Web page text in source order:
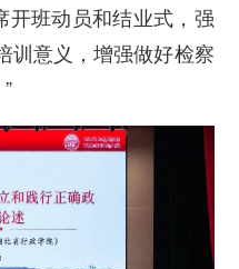
开班动员和结业式，强
训意义，增强做好检察